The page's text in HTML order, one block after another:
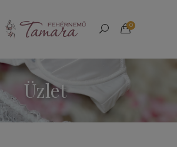
0
Üzlet